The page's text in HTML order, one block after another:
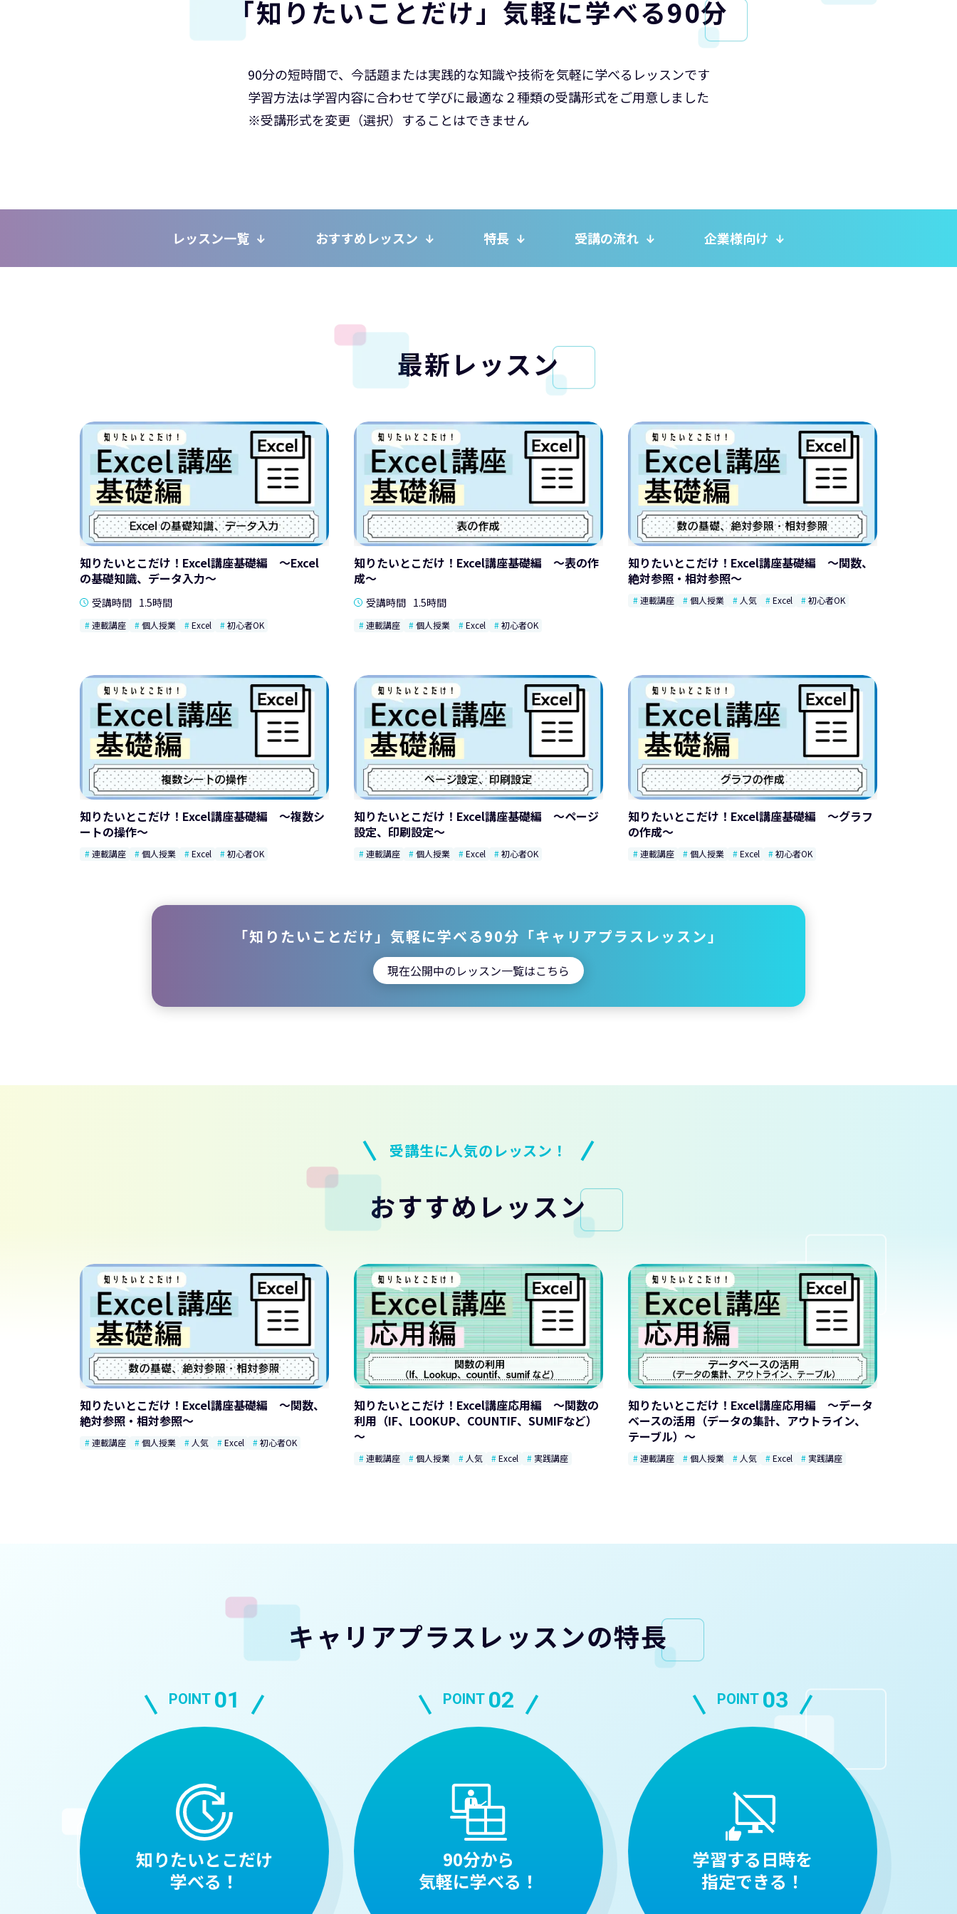
「知りたいことだけ」気軽に学べる90分
90分の短時間で、今話題または実践的な知識や技術を気軽に学べるレッスンです
学習方法は学習内容に合わせて学びに最適な２種類の受講形式をご用意しました
※受講形式を変更（選択）することはできません
レッスン一覧 おすすめレッスン 特長 受講の流れ 企業様向け
最新レッスン
知りたいとこだけ！Excel講座基礎編 ～Excel
の基礎知識、データ入力～
受講時間 1.5時間
連載講座 個人授業 Excel 初心者OK
知りたいとこだけ！Excel講座基礎編 ～表の作
成～
受講時間 1.5時間
連載講座 個人授業 Excel 初心者OK
知りたいとこだけ！Excel講座基礎編 ～関数、
絶対参照・相対参照～
連載講座 個人授業 人気 Excel 初心者OK
知りたいとこだけ！Excel講座基礎編 ～複数シ
ートの操作～
連載講座 個人授業 Excel 初心者OK
知りたいとこだけ！Excel講座基礎編 ～ページ
設定、印刷設定～
連載講座 個人授業 Excel 初心者OK
知りたいとこだけ！Excel講座基礎編 ～グラフ
の作成～
連載講座 個人授業 Excel 初心者OK
「知りたいことだけ」気軽に学べる90分「キャリアプラスレッスン」
現在公開中のレッスン一覧はこちら
受講生に人気のレッスン！
おすすめレッスン
知りたいとこだけ！Excel講座基礎編 ～関数、
絶対参照・相対参照～
連載講座 個人授業 人気 Excel 初心者OK
知りたいとこだけ！Excel講座応用編 ～関数の
利用（IF、LOOKUP、COUNTIF、SUMIFなど）
～
連載講座 個人授業 人気 Excel 実践講座
知りたいとこだけ！Excel講座応用編 ～データ
ベースの活用（データの集計、アウトライン、
テーブル）～
連載講座 個人授業 人気 Excel 実践講座
キャリアプラスレッスンの特長
POINT 01
知りたいとこだけ
学べる！
POINT 02
90分から
気軽に学べる！
POINT 03
学習する日時を
指定できる！